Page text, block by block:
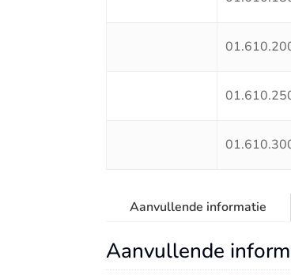
Aanvullende informatie
Aanvullende